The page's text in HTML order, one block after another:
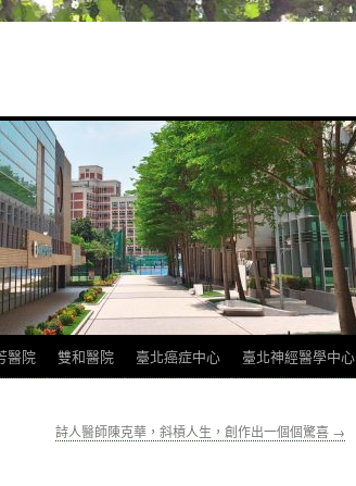
醫院 雙和醫院 臺北癌症中心 臺北神經醫學中心
詩人醫師陳克華，斜槓人生，創作出一個個驚喜 →